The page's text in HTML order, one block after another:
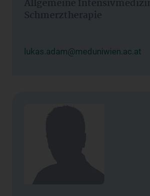
Allgemeine
Schmerztherapie
lukas.adam@meduniwien.ac.at